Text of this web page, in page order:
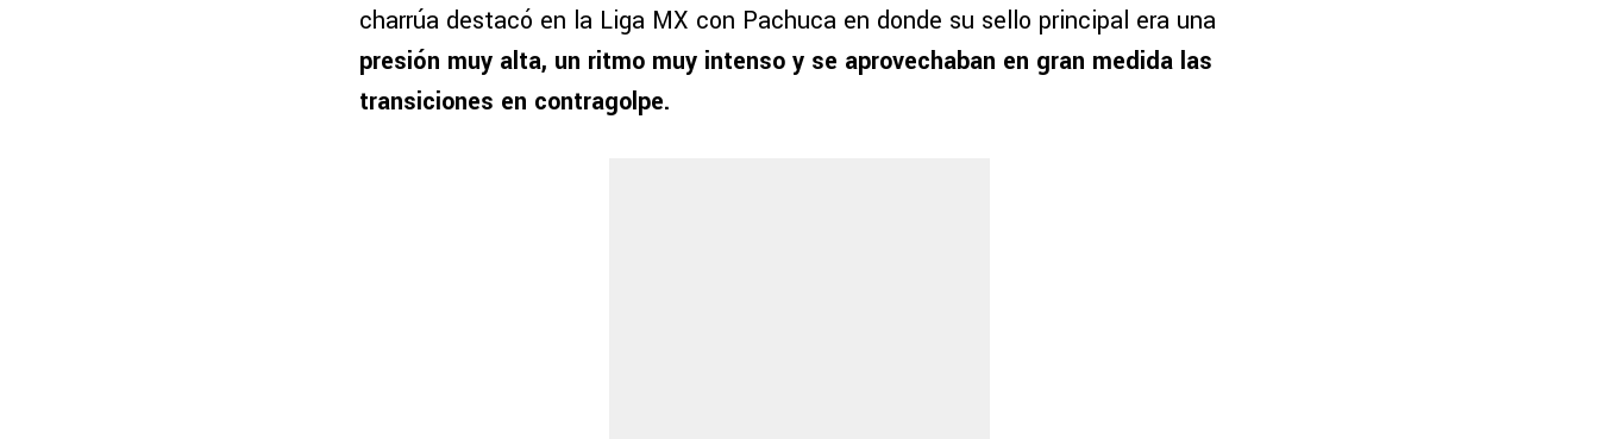
charrúa destacó en la Liga MX con Pachuca en donde su sello principal era una
presión muy alta, un ritmo muy intenso y se aprovechaban en gran medida las
transiciones en contragolpe.